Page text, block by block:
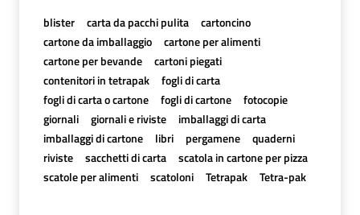
blister carta da pacchi pulita
cartoncino
cartone da imballaggio
cartone per alimenti
cartone per bevande
cartoni piegati
contenitori in tetrapak
fogli di carta
fogli di carta o cartone
fogli di cartone
fotocopie
giornali
giornali e riviste
imballaggi di carta
imballaggi di cartone
libri pergamene
quaderni
riviste
sacchetti di carta
scatola in cartone per pizza
scatole per alimenti
scatoloni Tetrapak Tetra-pak